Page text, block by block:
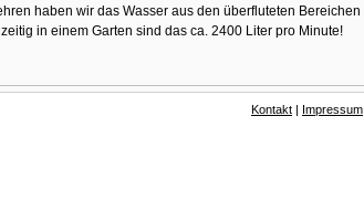
haben wir das Wasser aus den überfluteten Bereichen
in einem Garten sind das ca. 2400 Liter pro Minute!
Kontakt | Impressum